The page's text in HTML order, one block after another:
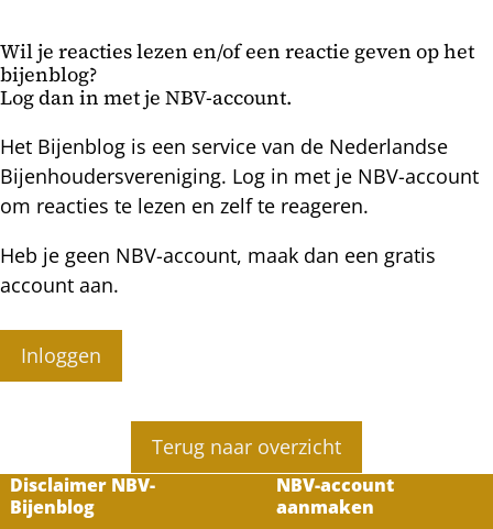
TBH-
volk
Wil je reacties lezen en/of een reactie geven op het
bijenblog?
Log dan in met je NBV-account.
Het Bijenblog is een service van de Nederlandse
Bijenhoudersvereniging. Log in met je NBV-account
om reacties te lezen en zelf te reageren.
Heb je geen NBV-account, maak dan een gratis
account aan.
Inloggen
Terug naar overzicht
Disclaimer NBV-
Bijenblog
NBV-account
aanmaken